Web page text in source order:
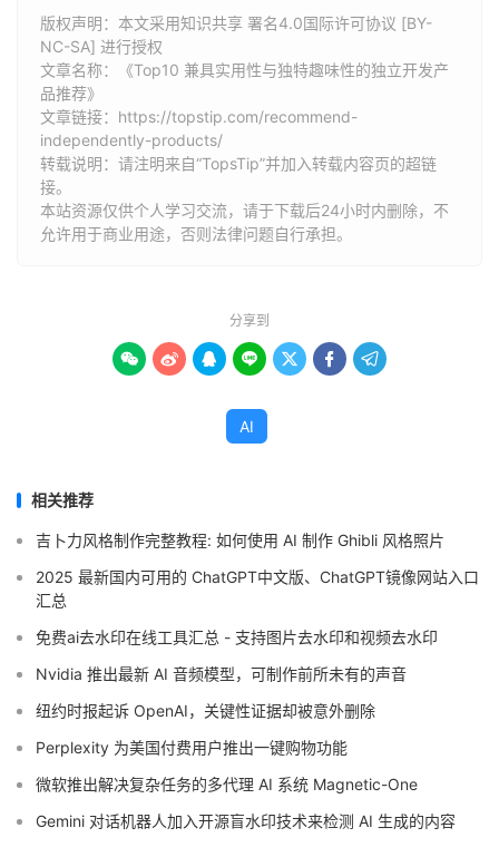
版权声明：本文采用知识共享 署名4.0国际许可协议 [BY-
NC-SA] 进行授权
文章名称：《Top10 兼具实用性与独特趣味性的独立开发产
品推荐》
文章链接： https://topstip.com/recommend-
independently-products/
转载说明：请注明来自“TopsTip”并加入转载内容页的超链
接。
本站资源仅供个人学习交流，请于下载后24小时内删除，不
允许用于商业用途，否则法律问题自行承担。
分享到
      
AI
相关推荐
吉卜力风格制作完整教程: 如何使用 AI 制作 Ghibli 风格照片
2025 最新国内可用的 ChatGPT中文版、ChatGPT镜像网站入口
汇总
免费ai去水印在线工具汇总 - 支持图片去水印和视频去水印
Nvidia 推出最新 AI 音频模型，可制作前所未有的声音
纽约时报起诉 OpenAI，关键性证据却被意外删除
Perplexity 为美国付费用户推出一键购物功能
微软推出解决复杂任务的多代理 AI 系统 Magnetic-One
Gemini 对话机器人加入开源盲水印技术来检测 AI 生成的内容